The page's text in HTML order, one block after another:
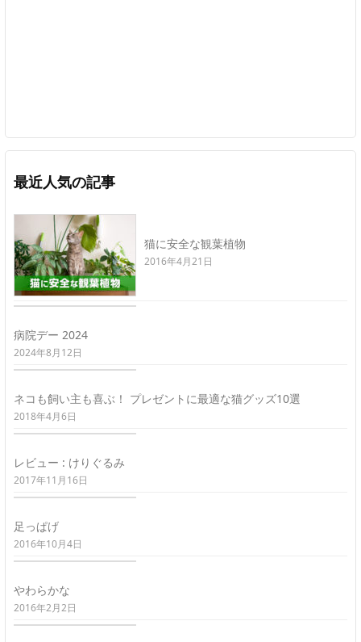
最近人気の記事
猫に安全な観葉植物
2016年4月21日
病院デー 2024
2024年8月12日
ネコも飼い主も喜ぶ！ プレゼントに最適な猫グッズ10選
2018年4月6日
レビュー : けりぐるみ
2017年11月16日
足っぱげ
2016年10月4日
やわらかな
2016年2月2日